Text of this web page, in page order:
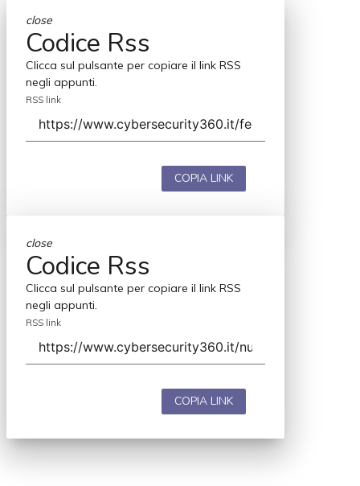
close
Codice Rss
Clicca sul pulsante per copiare il link RSS
negli appunti.
RSS link
COPIA LINK
close
Codice Rss
Clicca sul pulsante per copiare il link RSS
negli appunti.
RSS link
COPIA LINK